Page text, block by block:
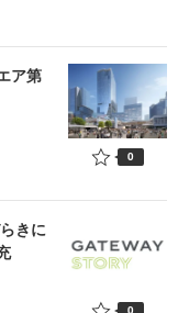
ア第
0
きに
0